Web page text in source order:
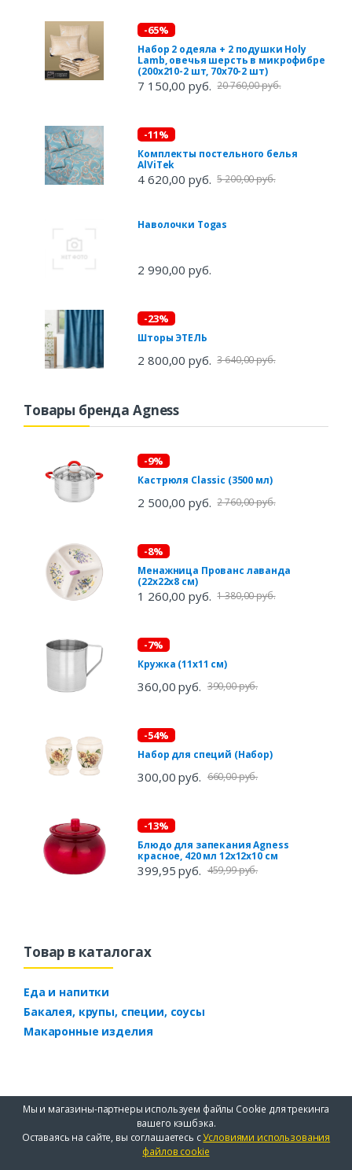
-65%
Набор 2 одеяла + 2 подушки Holy
Lamb, овечья шерсть в микрофибре
(200х210-2 шт, 70х70-2 шт)
7 150,00 руб. 20 760,00 руб.
-11%
Комплекты постельного белья
AlViTek
4 620,00 руб. 5 200,00 руб.
Наволочки Togas
2 990,00 руб.
-23%
Шторы ЭТЕЛЬ
2 800,00 руб. 3 640,00 руб.
Товары бренда Agness
-9%
Кастрюля Classic (3500 мл)
2 500,00 руб. 2 760,00 руб.
-8%
Менажница Прованс лаванда
(22х22х8 см)
1 260,00 руб. 1 380,00 руб.
-7%
Кружка (11х11 см)
360,00 руб. 390,00 руб.
-54%
Набор для специй (Набор)
300,00 руб. 660,00 руб.
-13%
Блюдо для запекания Agness
красное, 420 мл 12х12х10 см
399,95 руб. 459,99 руб.
Товар в каталогах
Еда и напитки
Бакалея, крупы, специи, соусы
Макаронные изделия
Мы и магазины-партнеры используем файлы Cookie для трекинга
вашего кэшбэка.
Оставаясь на сайте, вы соглашаетесь сУсловиями использования
файлов cookie